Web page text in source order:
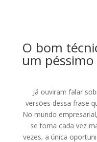
O bom
um
Já ouviram falar
versões dessa frase
No mundo
se torna cada vez
vezes, a única